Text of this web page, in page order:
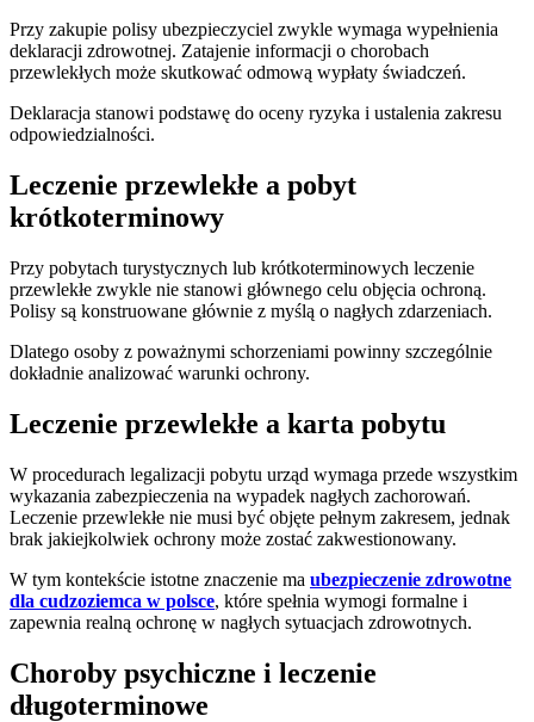
Przy zakupie polisy ubezpieczyciel zwykle wymaga wypełnienia
deklaracji zdrowotnej. Zatajenie informacji o chorobach
przewlekłych może skutkować odmową wypłaty świadczeń.
Deklaracja stanowi podstawę do oceny ryzyka i ustalenia zakresu
odpowiedzialności.
Leczenie przewlekłe a pobyt
krótkoterminowy
Przy pobytach turystycznych lub krótkoterminowych leczenie
przewlekłe zwykle nie stanowi głównego celu objęcia ochroną.
Polisy są konstruowane głównie z myślą o nagłych zdarzeniach.
Dlatego osoby z poważnymi schorzeniami powinny szczególnie
dokładnie analizować warunki ochrony.
Leczenie przewlekłe a karta pobytu
W procedurach legalizacji pobytu urząd wymaga przede wszystkim
wykazania zabezpieczenia na wypadek nagłych zachorowań.
Leczenie przewlekłe nie musi być objęte pełnym zakresem, jednak
brak jakiejkolwiek ochrony może zostać zakwestionowany.
W tym kontekście istotne znaczenie ma ubezpieczenie zdrowotne
dla cudzoziemca w polsce, które spełnia wymogi formalne i
zapewnia realną ochronę w nagłych sytuacjach zdrowotnych.
Choroby psychiczne i leczenie
długoterminowe